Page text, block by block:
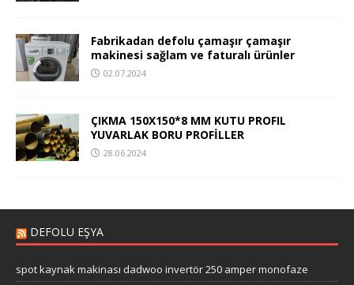
Fabrikadan defolu çamaşır çamaşır
makinesi sağlam ve faturalı ürünler
02.07.2024
ÇIKMA 150X150*8 MM KUTU PROFIL
YUVARLAK BORU PROFİLLER
28.06.2024
DEFOLU EŞYA
spot kaynak makinası dadwoo invertör 250 amper monofaze